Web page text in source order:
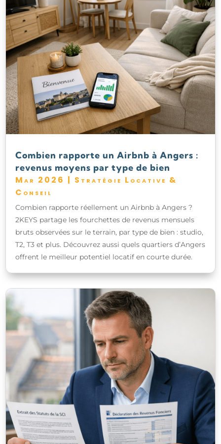
Combien rapporte un Airbnb à Angers :
revenus moyens par type de bien
Mar 2026 | Stratégie Locative &
Conseil
Combien rapporte réellement un Airbnb à Angers ?
2KEYS partage les fourchettes de revenus mensuels
bruts observées sur le terrain, par type de bien : studio,
T2, T3 et plus. Découvrez aussi quels quartiers d’Angers
offrent le meilleur potentiel locatif en courte durée.